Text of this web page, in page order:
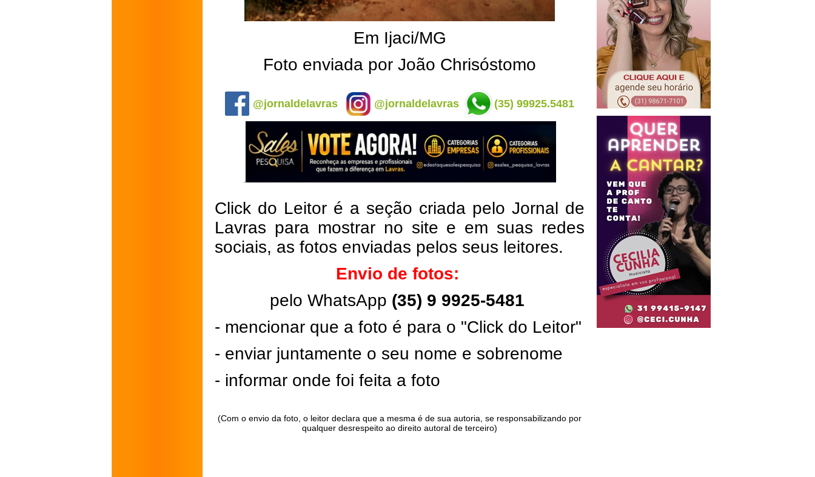
Em Ijaci/MG
Foto enviada por João Chrisóstomo
@jornaldelavras @jornaldelavras (35) 99925.5481
Click do Leitor é a seção criada pelo Jornal de
Lavras para mostrar no site e em suas redes
sociais, as fotos enviadas pelos seus leitores.
Envio de fotos:
pelo WhatsApp (35) 9 9925-5481
- mencionar que a foto é para o "Click do Leitor"
- enviar juntamente o seu nome e sobrenome
- informar onde foi feita a foto
(Com o envio da foto, o leitor declara que a mesma é de sua autoria, se responsabilizando por
qualquer desrespeito ao direito autoral de terceiro)